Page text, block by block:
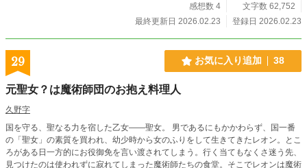
感想数 4
文字数 62,752
最終更新日 2026.02.23
登録日 2026.02.23
29 お気に入り追加 38
元聖女？は魔術師団のお抱え料理人
久野字
国を守る、聖なる力を宿した乙女――聖女。 男であるにもかかわらず、国一番
の「聖女」の素質を買われ、幼少時から女のふりをして生きてきたレオン。とこ
ろがある日一方的にお役御免を言い渡されてしまう。行く当てもなくさ迷う先、
見つけたのは使われずに寂れてしまった魔術師たちの食堂。そこでレオンは魔術